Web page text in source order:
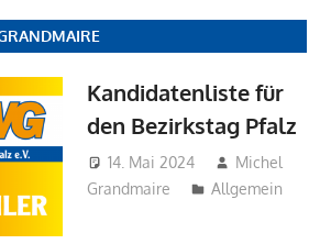
Kandidatenliste für
den Bezirkstag Pfalz
14. Mai 2024
Michel
Grandmaire
Allgemein